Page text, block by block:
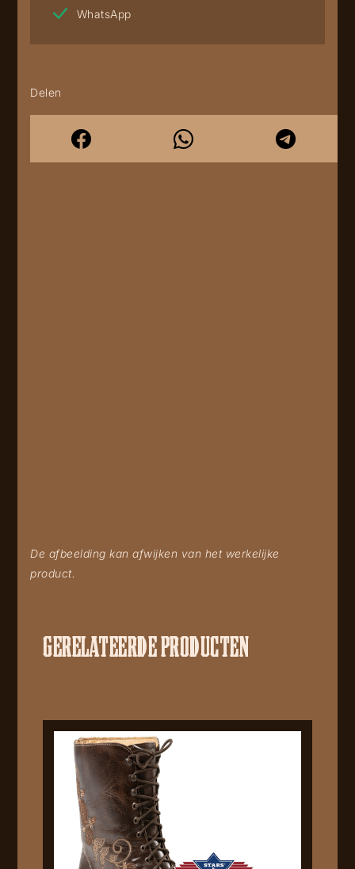
De afbeelding kan afwijken van het werkelijke
product.
WhatsApp
Delen
GERELATEERDE PRODUCTEN